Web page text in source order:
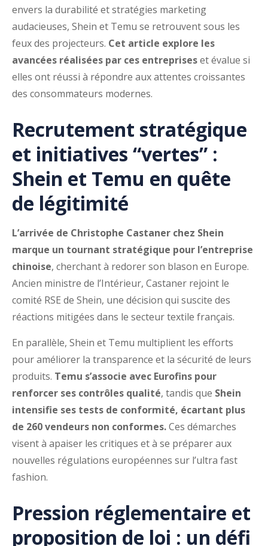
envers la durabilité et stratégies marketing
audacieuses, Shein et Temu se retrouvent sous les
feux des projecteurs. Cet article explore les
avancées réalisées par ces entrepriseset évalue si
elles ont réussi à répondre aux attentes croissantes
des consommateurs modernes.
Recrutement stratégique
et initiatives “vertes” :
Shein et Temu en quête
de légitimité
L’arrivée de Christophe Castaner chez Shein
marque un tournant stratégique pour l’entreprise
chinoise, cherchant à redorer son blason en Europe.
Ancien ministre de l’Intérieur, Castaner rejoint le
comité RSE de Shein, une décision qui suscite des
réactions mitigées dans le secteur textile français.
En parallèle, Shein et Temu multiplient les efforts
pour améliorer la transparence et la sécurité de leurs
produits. Temu s’associe avec Eurofins pour
renforcer ses contrôles qualité, tandis que Shein
intensifie ses tests de conformité, écartant plus
de 260 vendeurs non conformes.Ces démarches
visent à apaiser les critiques et à se préparer aux
nouvelles régulations européennes sur l’ultra fast
fashion.
Pression réglementaire et
proposition de loi : un défi